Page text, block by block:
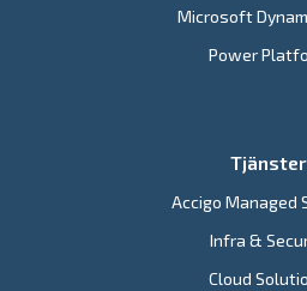
Microsoft
Power
Tjänster
Accigo Managed
Infra &
Cloud